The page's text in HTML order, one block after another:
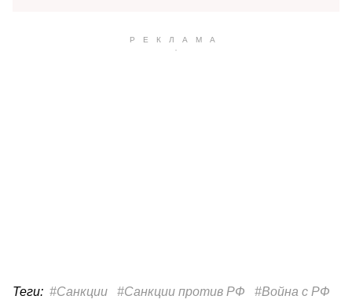
Теги: #Санкции #Санкции против РФ #Война с РФ